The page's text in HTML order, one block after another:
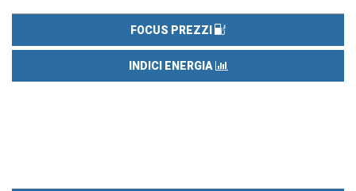
FOCUS PREZZI
INDICI ENERGIA